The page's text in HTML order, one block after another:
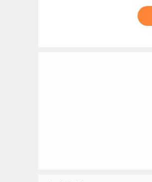
学校地理位置优越，生活出